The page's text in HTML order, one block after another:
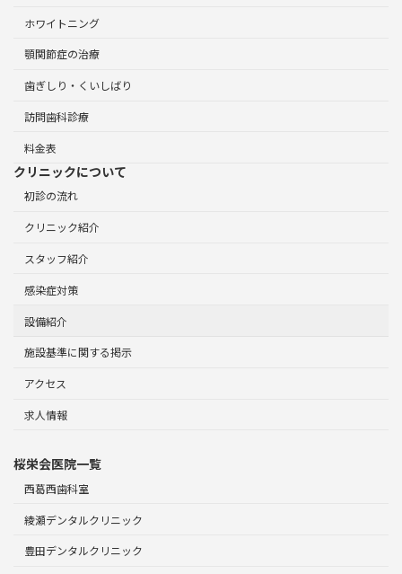
ホワイトニング
顎関節症の治療
歯ぎしり・くいしばり
訪問歯科診療
料金表
クリニックについて
初診の流れ
クリニック紹介
スタッフ紹介
感染症対策
設備紹介
施設基準に関する掲示
アクセス
求人情報
桜栄会医院一覧
西葛西歯科室
綾瀬デンタルクリニック
豊田デンタルクリニック